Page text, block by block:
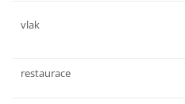
vlak
restaurace